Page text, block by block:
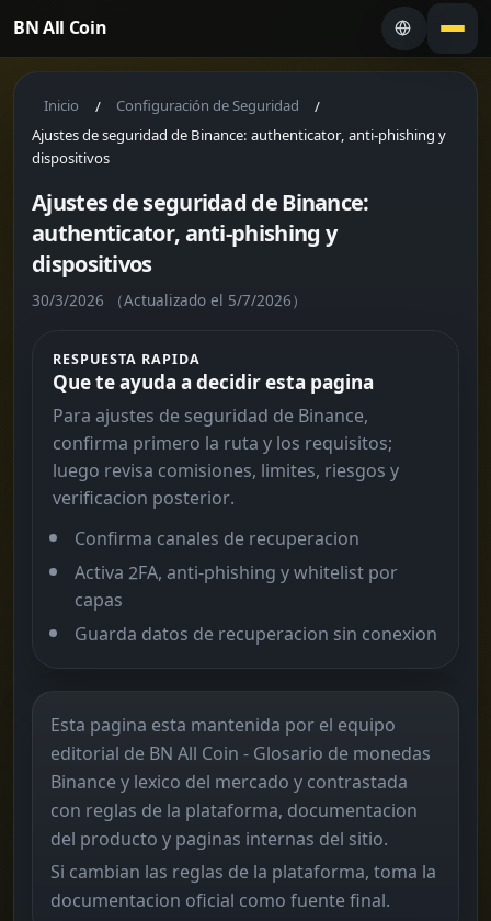
BN All Coin
Inicio / Configuración de Seguridad /
Ajustes de seguridad de Binance: authenticator, anti-phishing y
dispositivos
Ajustes de seguridad de Binance:
authenticator, anti-phishing y
dispositivos
30/3/2026 （Actualizado el 5/7/2026）
RESPUESTA RAPIDA
Que te ayuda a decidir esta pagina
Para ajustes de seguridad de Binance,
confirma primero la ruta y los requisitos;
luego revisa comisiones, limites, riesgos y
verificacion posterior.
Confirma canales de recuperacion
Activa 2FA, anti-phishing y whitelist por
capas
Guarda datos de recuperacion sin conexion
Esta pagina esta mantenida por el equipo
editorial de BN All Coin - Glosario de monedas
Binance y lexico del mercado y contrastada
con reglas de la plataforma, documentacion
del producto y paginas internas del sitio.
Si cambian las reglas de la plataforma, toma la
documentacion oficial como fuente final.